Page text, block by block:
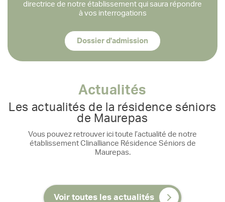
directrice de notre établissement qui saura répondre
à vos interrogations
Dossier d'admission
Actualités
Les actualités de la résidence séniors
de Maurepas
Vous pouvez retrouver ici toute l’actualité de notre
établissement Clinalliance Résidence Séniors de
Maurepas.
Voir toutes les actualités